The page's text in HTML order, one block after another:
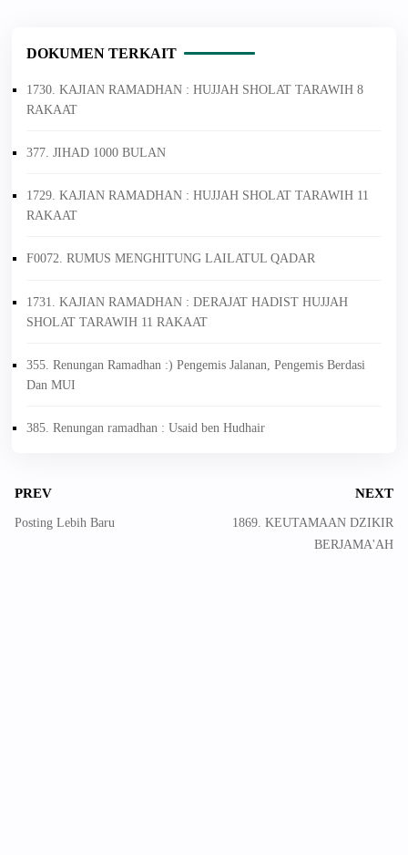
DOKUMEN TERKAIT
1730. KAJIAN RAMADHAN : HUJJAH SHOLAT TARAWIH 8
RAKAAT
377. JIHAD 1000 BULAN
1729. KAJIAN RAMADHAN : HUJJAH SHOLAT TARAWIH 11
RAKAAT
F0072. RUMUS MENGHITUNG LAILATUL QADAR
1731. KAJIAN RAMADHAN : DERAJAT HADIST HUJJAH
SHOLAT TARAWIH 11 RAKAAT
355. Renungan Ramadhan :) Pengemis Jalanan, Pengemis Berdasi
Dan MUI
385. Renungan ramadhan : Usaid ben Hudhair
PREV
Posting Lebih Baru
NEXT
1869. KEUTAMAAN DZIKIR
BERJAMA'AH